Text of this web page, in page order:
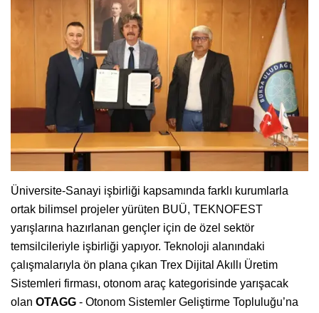
Üniversite-Sanayi işbirliği kapsamında farklı kurumlarla
ortak bilimsel projeler yürüten BUÜ, TEKNOFEST
yarışlarına hazırlanan gençler için de özel sektör
temsilcileriyle işbirliği yapıyor. Teknoloji alanındaki
çalışmalarıyla ön plana çıkan Trex Dijital Akıllı Üretim
Sistemleri firması, otonom araç kategorisinde yarışacak
olan OTAGG - Otonom Sistemler Geliştirme Topluluğu’na